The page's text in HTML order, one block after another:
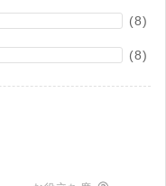
(8)
(8)